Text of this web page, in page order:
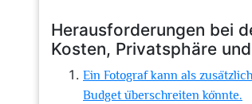
Herausforderungen bei
Kosten, Privatsphäre
Ein Fotograf kann als
Budget überschreiten könnte.